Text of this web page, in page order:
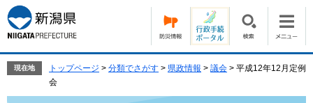
ー
ジ
の
で
ニ
ュ
ー
ば
現在地 トップページ > 分類でさがす > 県政情報 > 議会 > 平成12年12月定例
会